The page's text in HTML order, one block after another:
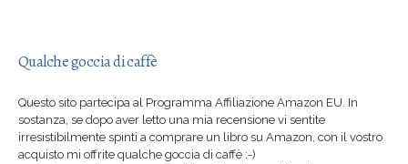
Qualche goccia di caffè
Questo sito partecipa al Programma Affiliazione Amazon EU. In
sostanza, se dopo aver letto una mia recensione vi sentite
irresistibilmente spinti a comprare un libro su Amazon, con il vostro
acquisto mi offrite qualche goccia di caffè :-)